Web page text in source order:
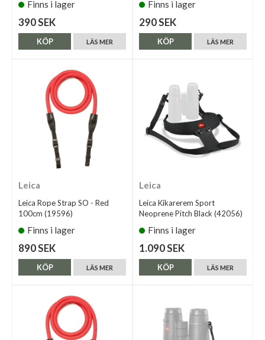
Finns i lager
390 SEK
LÄS MER
KÖP
Finns i lager
290 SEK
LÄS MER
KÖP
Leica
Leica Rope Strap SO - Red
100cm (19596)
Finns i lager
890 SEK
LÄS MER
KÖP
Leica
Leica Kikarerem Sport
Neoprene Pitch Black (42056)
Finns i lager
1.090 SEK
LÄS MER
KÖP